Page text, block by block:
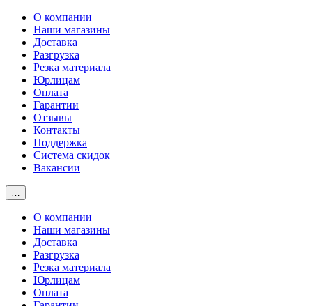
О компании
Наши магазины
Доставка
Разгрузка
Резка материала
Юрлицам
Оплата
Гарантии
Отзывы
Контакты
Поддержка
Система скидок
Вакансии
…
О компании
Наши магазины
Доставка
Разгрузка
Резка материала
Юрлицам
Оплата